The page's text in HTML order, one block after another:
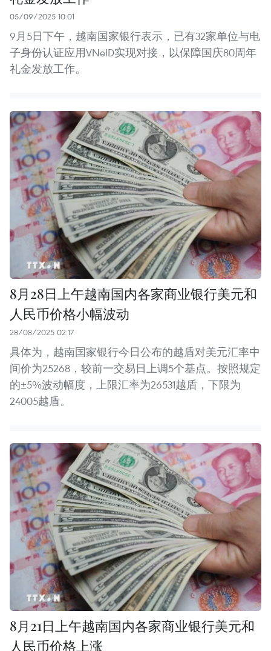
05/09/2025 10:01
9月5日下午，越南国家银行表示，已有32家单位与电
子身份认证应用VNeID实现对接，以保障国庆80周年
礼金发放工作。
8月28日上午越南国内各家商业银行美元和
人民币价格小幅波动
28/08/2025 02:17
具体为，越南国家银行今日公布的越盾对美元汇率中
间价为25268，较前一交易日上调5个基点。按照规定
的±5%波动幅度，上限汇率为26531越盾，下限为
24005越盾。
8月21日上午越南国内各家商业银行美元和
人民币价格上涨